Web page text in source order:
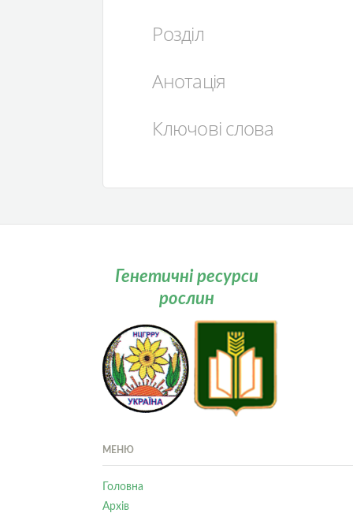
Розділ
Анотація
Ключові слова
Генетичні ресурси
рослин
МЕНЮ
Головна
Архів